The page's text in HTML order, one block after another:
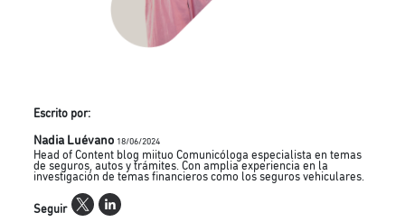
Escrito por:
Nadia Luévano 18/06/2024
Head of Content blog miituo Comunicóloga especialista en temas
de seguros, autos y trámites. Con amplia experiencia en la
investigación de temas financieros como los seguros vehiculares.
Seguir